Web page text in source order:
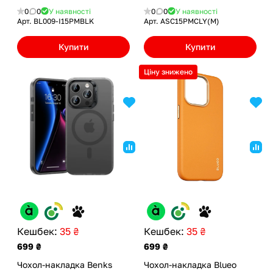
0 0
У наявності
Арт. BL009-I15PMBLK
Купити
0 0
У наявності
Арт. ASC15PMCLY(M)
Купити
Кешбек: 35 ₴
699 ₴
Чохол-накладка Benks
Ціну знижено
Кешбек: 35 ₴
699 ₴
Чохол-накладка Blueo